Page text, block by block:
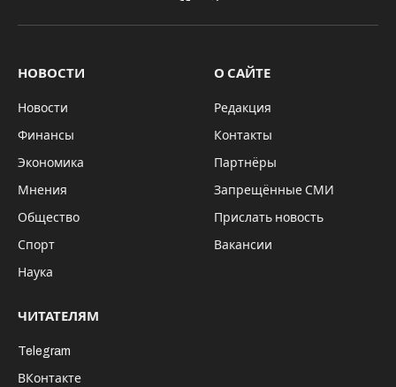
VKontakteTelegram
НОВОСТИ
Новости
Финансы
Экономика
Мнения
Общество
Спорт
Наука
О САЙТЕ
Редакция
Контакты
Партнёры
Запрещённые СМИ
Прислать новость
Вакансии
ЧИТАТЕЛЯМ
Telegram
ВКонтакте